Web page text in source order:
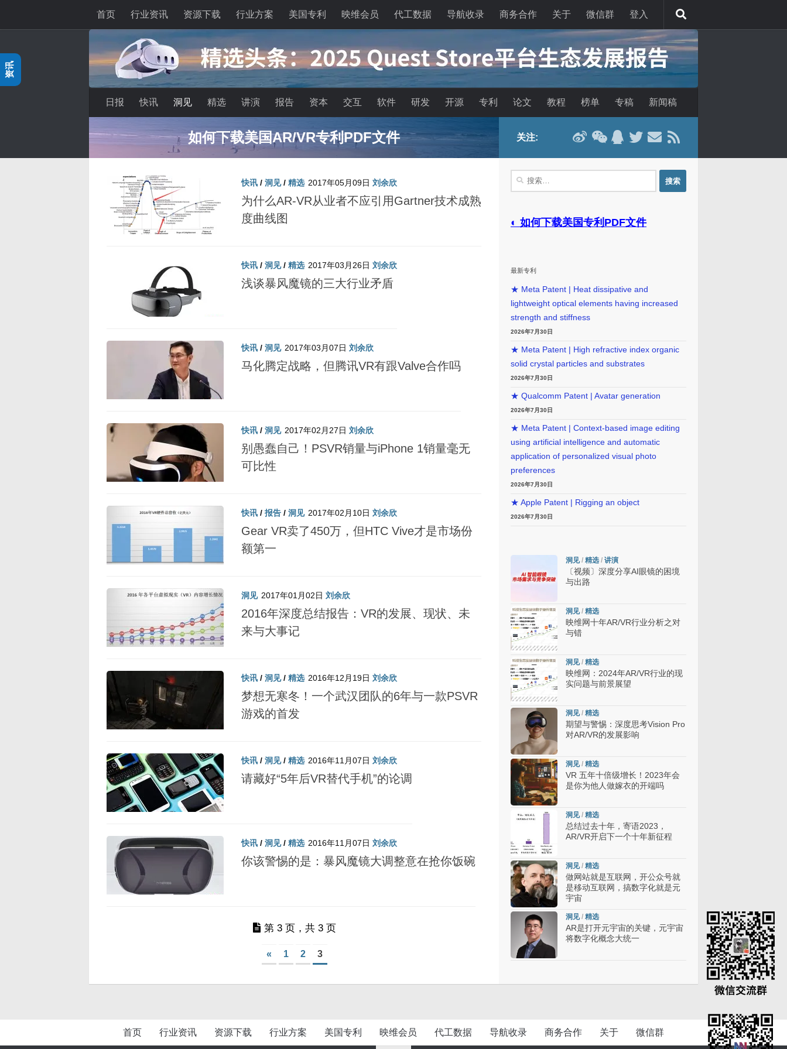
首页 行业资讯 资源下载 行业方案 美国专利 映维会员 代工数据 导航收录 商务合作 关于 微信群 登入
日报 快讯 洞见 精选 讲演 报告 资本 交互 软件 研发 开源 专利 论文 教程 榜单 专稿 新闻稿
Quest App数量已超1万款，XR开发者6年翻100倍
快讯 / 洞见/ 精选 2017年05月09日 刘余欣
为什么AR-VR从业者不应引用Gartner技术成熟
度曲线图
快讯 / 洞见/ 精选 2017年03月26日 刘余欣
浅谈暴风魔镜的三大行业矛盾
快讯 / 洞见 2017年03月07日 刘余欣
马化腾定战略，但腾讯VR有跟Valve合作吗
快讯 / 洞见 2017年02月27日 刘余欣
别愚蠢自己！PSVR销量与iPhone 1销量毫无
可比性
快讯 / 报告 / 洞见 2017年02月10日 刘余欣
Gear VR卖了450万，但HTC Vive才是市场份
额第一
洞见 2017年01月02日 刘余欣
2016年深度总结报告：VR的发展、现状、未
来与大事记
快讯 / 洞见/ 精选 2016年12月19日 刘余欣
梦想无寒冬！一个武汉团队的6年与一款PSVR
游戏的首发
快讯 / 洞见/ 精选 2016年11月07日 刘余欣
请藏好“5年后VR替代手机”的论调
快讯 / 洞见/ 精选 2016年11月07日 刘余欣
你该警惕的是：暴风魔镜大调整意在抢你饭碗
第 3 页，共 3 页
« 1 2 3
关注:
搜
索：
◐ 如何下载美国专利PDF文件
最新专利
★ Meta Patent | Heat dissipative and
lightweight optical elements having increased
strength and stiffness
2026年7月30日
★ Meta Patent | High refractive index organic
solid crystal particles and substrates
2026年7月30日
★ Qualcomm Patent | Avatar generation
2026年7月30日
★ Meta Patent | Context-based image editing
using artificial intelligence and automatic
application of personalized visual photo
preferences
2026年7月30日
★ Apple Patent | Rigging an object
2026年7月30日
洞见/ 精选 / 讲演
〔视频〕深度分享AI眼镜的困境
与出路
洞见/ 精选
映维网十年AR/VR行业分析之对
与错
洞见/ 精选
映维网：2024年AR/VR行业的现
实问题与前景展望
洞见/ 精选
期望与警惕：深度思考Vision Pro
对AR/VR的发展影响
洞见/ 精选
VR 五年十倍级增长！2023年会
是你为他人做嫁衣的开端吗
洞见/ 精选
总结过去十年，寄语2023，
AR/VR开启下一个十年新征程
洞见/ 精选
做网站就是互联网，开公众号就
是移动互联网，搞数字化就是元
宇宙
洞见/ 精选
AR是打开元宇宙的关键，元宇宙
将数字化概念大统一
首页 行业资讯 资源下载 行业方案 美国专利 映维会员 代工数据 导航收录 商务合作 关于 微信群
资讯